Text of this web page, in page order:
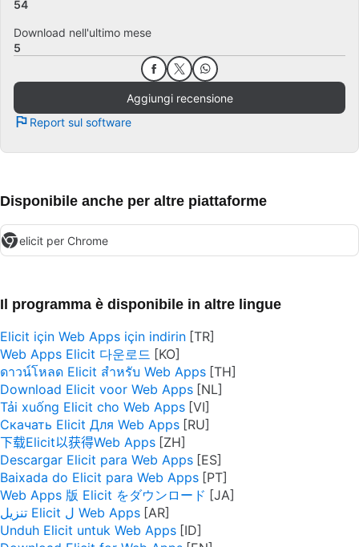
54
Download nell'ultimo mese
5
Aggiungi recensione
Report sul software
Disponibile anche per altre piattaforme
elicit per Chrome
Il programma è disponibile in altre lingue
Elicit için Web Apps için indirin
Web Apps Elicit 다운로드
ดาวน์โหลด Elicit สำหรับ Web Apps
Download Elicit voor Web Apps
Tải xuống Elicit cho Web Apps
Скачать Elicit Для Web Apps
下载Elicit以获得Web Apps
Descargar Elicit para Web Apps
Baixada do Elicit para Web Apps
Web Apps 版 Elicit をダウンロード
تنزيل Elicit ل Web Apps
Unduh Elicit untuk Web Apps